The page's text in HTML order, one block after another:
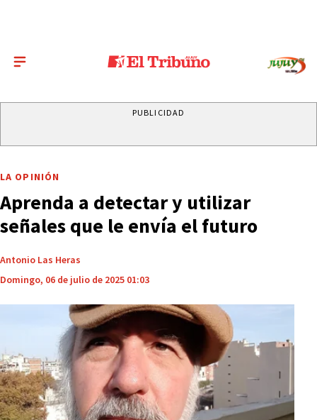
PUBLICIDAD
LA OPINIÓN
Aprenda a detectar y utilizar
señales que le envía el futuro
Antonio Las Heras
Domingo, 06 de julio de 2025 01:03